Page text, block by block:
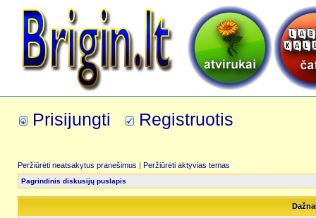
Prisijungti Registruotis
Peržiūrėti neatsakytus pranešimus | Peržiūrėti aktyvias temas
Pagrindinis diskusijų puslapis